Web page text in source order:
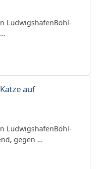
LudwigshafenBöhl-
auf
LudwigshafenBöhl-
gegen …